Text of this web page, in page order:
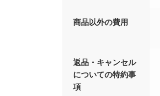
商品以外の費用
返品・キャンセル
についての特約事
項